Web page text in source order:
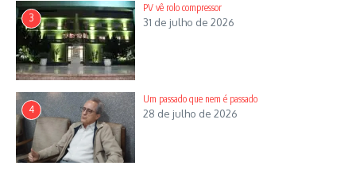
Artigo anterior
O que pensam liberais e
o mercado
3
PV vê rolo compressor
31 de julho de 2026
4
Um passado que nem é passado
28 de julho de 2026